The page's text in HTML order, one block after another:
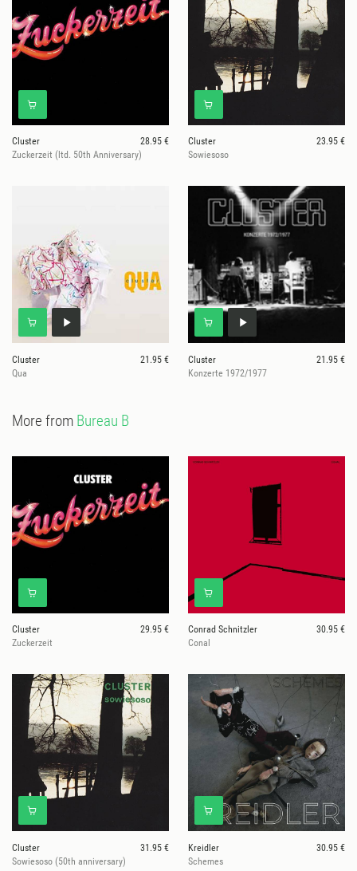
Cluster
28.95 €
Zuckerzeit (ltd. 50th Anniversary)
Cluster
23.95 €
Sowiesoso
Cluster
21.95 €
Qua
Cluster
21.95 €
Konzerte 1972/1977
More from Bureau B
Cluster
29.95 €
Zuckerzeit
Conrad Schnitzler
30.95 €
Conal
Cluster
31.95 €
Sowiesoso (50th anniversary)
Kreidler
30.95 €
Schemes